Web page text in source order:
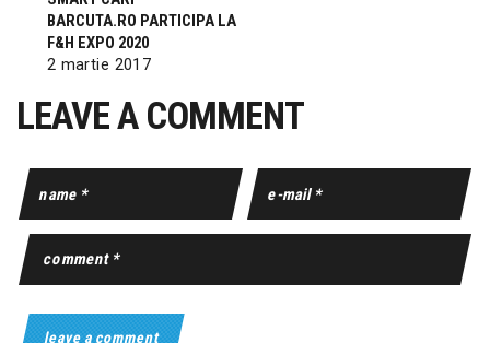
BARCUTA.RO PARTICIPA LA
F&H EXPO 2020
2 martie 2017
LEAVE A COMMENT